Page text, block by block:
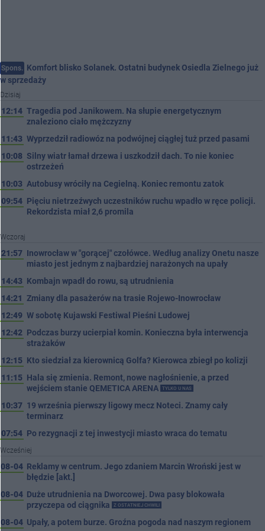
Spons. Komfort blisko Solanek. Ostatni budynek Osiedla Zielnego już
w sprzedaży
Dzisiaj
12:14 Tragedia pod Janikowem. Na słupie energetycznym
znaleziono ciało mężczyzny
11:43 Wyprzedził radiowóz na podwójnej ciągłej tuż przed pasami
10:08 Silny wiatr łamał drzewa i uszkodził dach. To nie koniec
ostrzeżeń
10:03 Autobusy wróciły na Cegielną. Koniec remontu zatok
09:54 Pięciu nietrzeźwych uczestników ruchu wpadło w ręce policji.
Rekordzista miał 2,6 promila
Wczoraj
21:57 Inowrocław w "gorącej" czołówce. Według analizy Onetu nasze
miasto jest jednym z najbardziej narażonych na upały
14:43 Kombajn wpadł do rowu, są utrudnienia
14:21 Zmiany dla pasażerów na trasie Rojewo-Inowrocław
12:49 W sobotę Kujawski Festiwal Pieśni Ludowej
12:42 Podczas burzy ucierpiał komin. Konieczna była interwencja
strażaków
12:15 Kto siedział za kierownicą Golfa? Kierowca zbiegł po kolizji
11:15 Hala się zmienia. Remont, nowe nagłośnienie, a przed
wejściem stanie QEMETICA ARENA
TYLKO U NAS
10:37 19 września pierwszy ligowy mecz Noteci. Znamy cały
terminarz
07:54 Po rezygnacji z tej inwestycji miasto wraca do tematu
Wcześniej
08-04 Reklamy w centrum. Jego zdaniem Marcin Wroński jest w
błędzie [akt.]
08-04 Duże utrudnienia na Dworcowej. Dwa pasy blokowała
przyczepa od ciągnika
Z OSTATNIEJ CHWILI
08-04 Upały, a potem burze. Groźna pogoda nad naszym regionem